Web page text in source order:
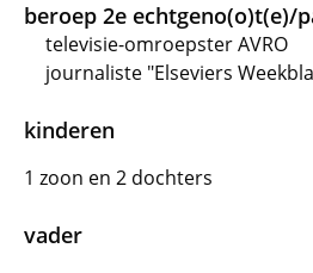
beroep 2e echtgeno(o)t(e)/
televisie-omroepster AVRO
journaliste "Elseviers
kinderen
1 zoon en 2 dochters
vader